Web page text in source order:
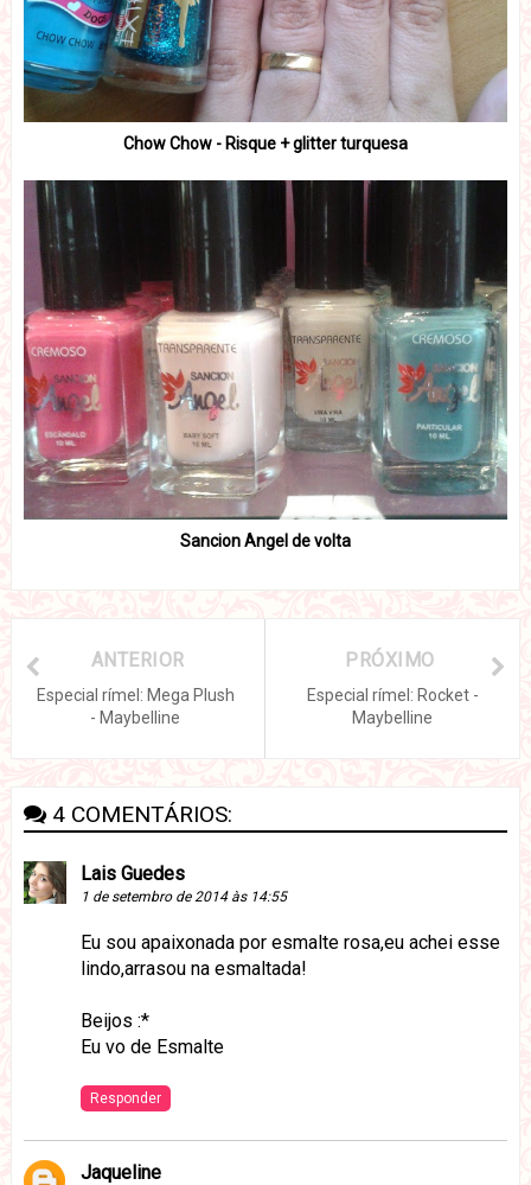
Chow Chow - Risque + glitter turquesa
Sancion Angel de volta
PRÓXIMO
Especial rímel: Rocket -
Maybelline
ANTERIOR
Especial rímel: Mega Plush
- Maybelline
4 COMENTÁRIOS:
Lais Guedes
1 de setembro de 2014 às 14:55
Eu sou apaixonada por esmalte rosa,eu achei esse
lindo,arrasou na esmaltada!
Beijos :*
Eu vo de Esmalte
Responder
Jaqueline